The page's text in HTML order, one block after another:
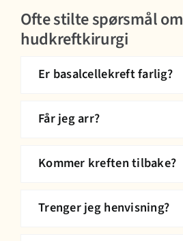
Ofte stilte spørsmål om
hudkreftkirurgi
Er basalcellekreft farlig?
Får jeg arr?
Kommer kreften tilbake?
Trenger jeg henvisning?